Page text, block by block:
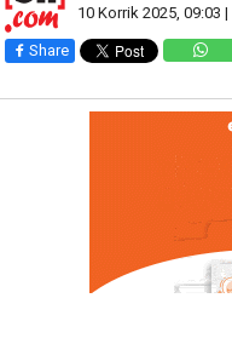
10 Korrik 2025, 09:03 |
Share